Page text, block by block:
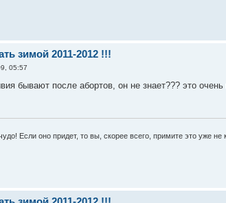
зимой 2011-2012 !!!
05:57
бывают после абортов, он не знает??? это
Если оно придет, то вы, скорее всего, примите это уже не